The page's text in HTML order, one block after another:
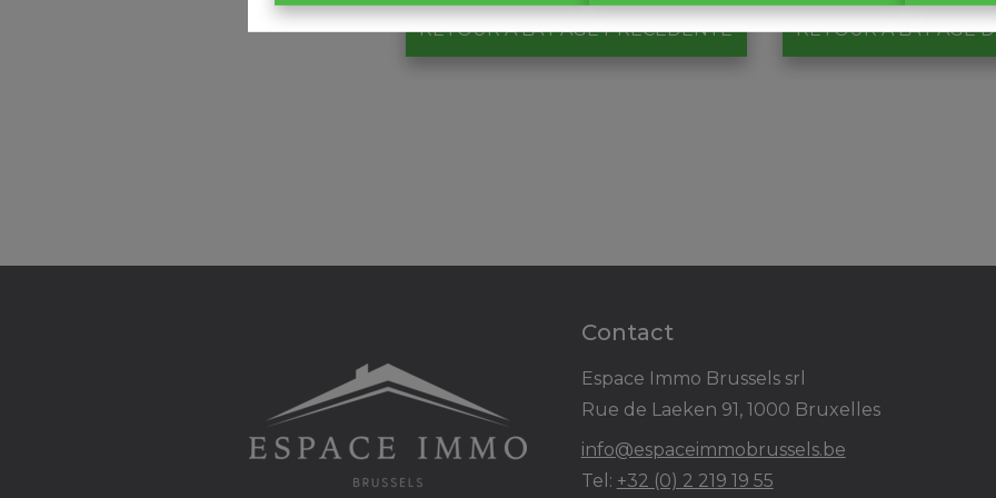
RETOUR À LA PAGE PRÉCÉDENTE RETOUR À LA PAGE
Contact
Espace Immo Brussels srl
Rue de Laeken 91, 1000 Bruxelles
info@espaceimmobrussels.be
Tel: +32 (0) 2 219 19 55